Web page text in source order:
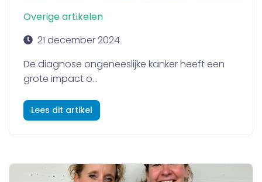
Overige artikelen
21 december 2024
De diagnose ongeneeslijke kanker heeft een
grote impact o...
Lees dit artikel